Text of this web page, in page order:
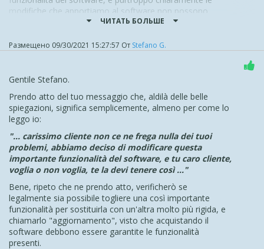
e mi aspetto il rilascio
entro poche ore, visto che da ieri
amanuensi per l'improvviso crash di tutte le ns. collaudate
procedure.
modifiche che apportiamo al software non possono
basarsi su necessità singole di utenti per situazioni come
a conoscenza
ripristinare la situazione di prima. Una modifica della logica
lato vostro sarà comunque necessario per adattarsi alla
struttura del codice generato dal software
Per il funzionamento attuale, non possiamo che
consigliare di basare il vostro strumento di estrazione dei
dati affinchè legga l'email dal Reply-To invece che dal
From, per ottenere lo stesso risultato. O se si tratta di un
file CSV, copiare il contenuto di una colonna nell'altra
E' opportuno tenere sempre presente che il software mira
a garantire ad una base di utente ampissima e non
specializzata la possibilità di mettere online la propria
presenza e quindi è naturale che molte modifiche che
vengono apportate siano "unilaterali" in quanto vengono
fatte sicuramente partendo da input della community, ma
ЧИТАТЬ БОЛЬШЕ
Размещено 09/30/2021 15:27:57 От Stefano G.
Gentile Stefano.
Prendo atto del tuo messaggio che, aldilà delle belle
spiegazioni, significa semplicemente, almeno per come lo
leggo io:
"... carissimo cliente non ce ne frega nulla dei tuoi
problemi, abbiamo deciso di modificare questa
importante funzionalità del software, e tu caro cliente,
voglia o non voglia, te la devi tenere così ..."
Bene, ripeto che ne prendo atto, verificherò se
legalmente sia possibile togliere una così importante
funzionalità per sostituirla con un'altra molto più rigida, e
chiamarlo "aggiornamento", visto che acquistando il
software debbono essere garantite le funzionalità
presenti.